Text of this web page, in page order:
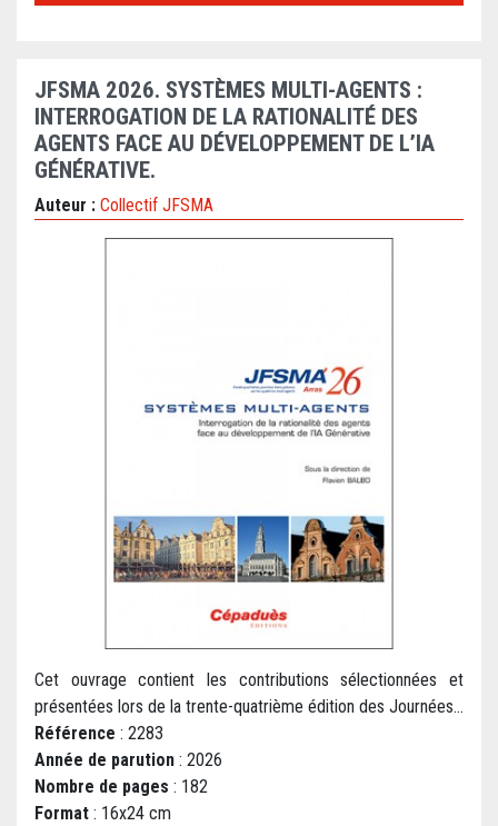
JFSMA 2026. SYSTÈMES MULTI-AGENTS :
INTERROGATION DE LA RATIONALITÉ DES
AGENTS FACE AU DÉVELOPPEMENT DE L’IA
GÉNÉRATIVE.
Auteur : Collectif JFSMA
Cet ouvrage contient les contributions sélectionnées et
présentées lors de la trente-quatrième édition des Journées...
Référence : 2283
Année de parution : 2026
Nombre de pages : 182
Format : 16x24 cm